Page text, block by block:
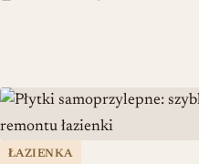
ŁAZIENKA
Płytki samoprzylepne: